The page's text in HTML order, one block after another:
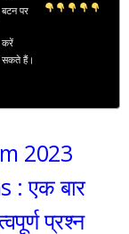
पर
करें
सकते हैं।
2023
: एक बार
प्रश्न